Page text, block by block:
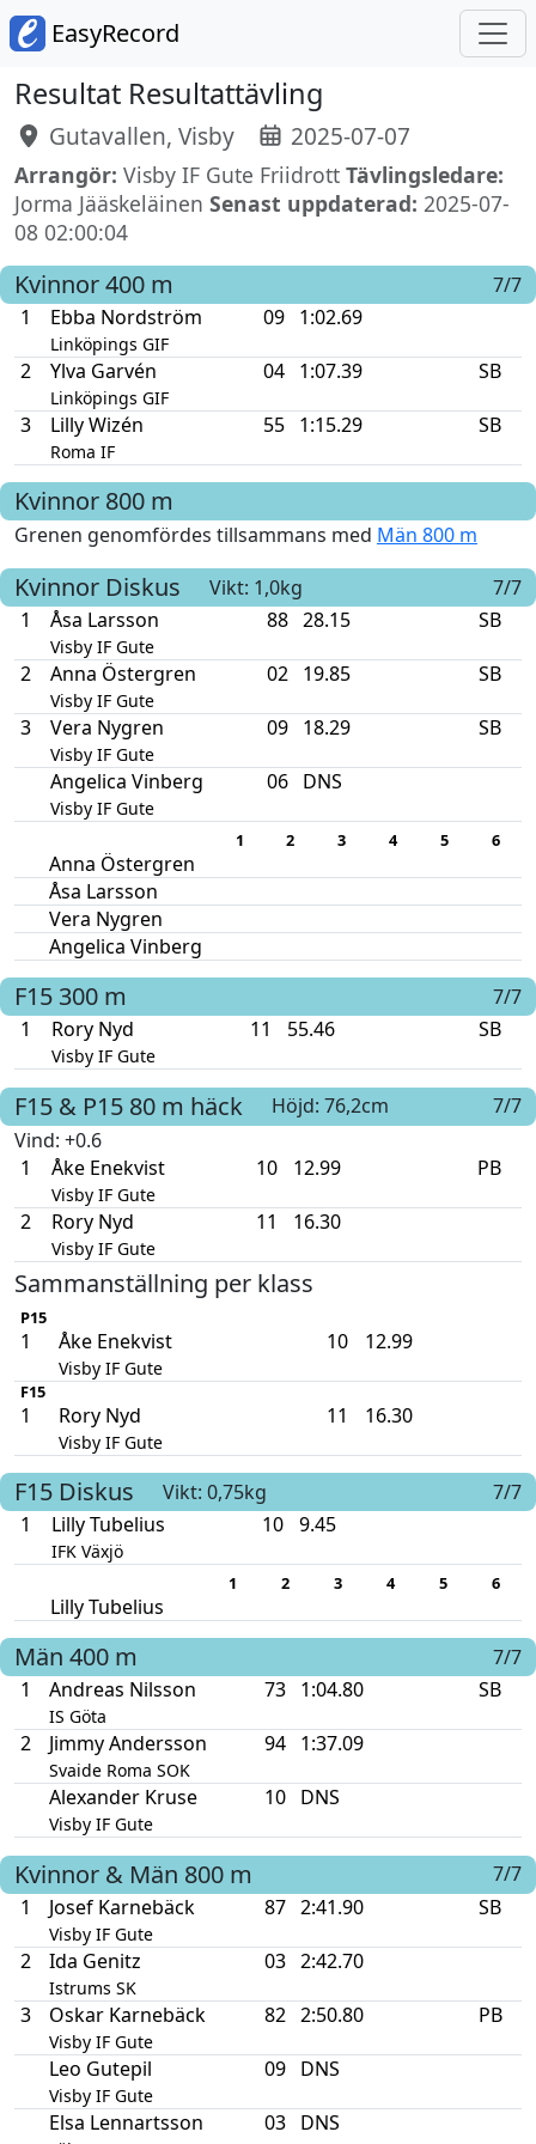
EasyRecord
Resultat Resultattävling
Gutavallen, Visby 2025-07-07
Arrangör: Visby IF Gute Friidrott Tävlingsledare:
Jorma Jääskeläinen Senast uppdaterad: 2025-07-
08 02:00:04
Kvinnor400 m
7/7
1
Ebba Nordström
Linköpings GIF
09 1:02.69
2 Ylva Garvén
Linköpings GIF
04 1:07.39 SB
3 Lilly Wizén
Roma IF
55 1:15.29 SB
Kvinnor 800 m
Grenen genomfördes tillsammans med Män 800 m
Kvinnor Diskus Vikt: 1,0kg
7/7
1
Åsa Larsson
Visby IF Gute
88 28.15 SB
2 Anna Östergren
Visby IF Gute
02 19.85 SB
3 Vera Nygren
Visby IF Gute
09 18.29 SB
Angelica Vinberg
Visby IF Gute
06 DNS
1 2 3 4 5 6
Anna Östergren
Åsa Larsson
Vera Nygren
Angelica Vinberg
F15 300 m
7/7
1
Rory Nyd
Visby IF Gute
11 55.46 SB
F15 & P15 80 m häck Höjd: 76,2cm
7/7
Vind: +0.6
1
Åke Enekvist
Visby IF Gute
10 12.99 PB
2 Rory Nyd
Visby IF Gute
11 16.30
Sammanställning per klass
P15
1 Åke Enekvist
Visby IF Gute
10 12.99
F15
1 Rory Nyd
Visby IF Gute
11 16.30
F15 Diskus Vikt: 0,75kg
7/7
1
Lilly Tubelius
IFK Växjö
10 9.45
1 2 3 4 5 6
Lilly Tubelius
Män 400 m
7/7
1
Andreas Nilsson
IS Göta
73 1:04.80 SB
2 Jimmy Andersson
Svaide Roma SOK
94 1:37.09
Alexander Kruse
Visby IF Gute
10 DNS
Kvinnor & Män 800 m
7/7
1
Josef Karnebäck
Visby IF Gute
87 2:41.90 SB
2 Ida Genitz
Istrums SK
03 2:42.70
3 Oskar Karnebäck
Visby IF Gute
82 2:50.80 PB
Leo Gutepil
Visby IF Gute
09 DNS
Elsa Lennartsson 03 DNS